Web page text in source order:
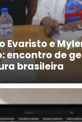
Evaristo e
encontro de
brasileira